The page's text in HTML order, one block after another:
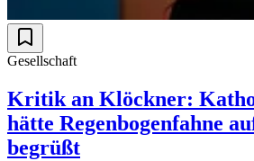
Gesellschaft
Kritik an Klöckner:
hätte Regenbogenfahne
begrüßt